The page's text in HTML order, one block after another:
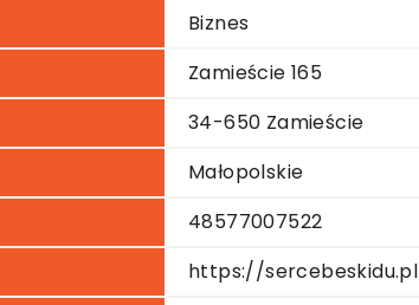
Biznes
Zamieście 165
34-650 Zamieście
Małopolskie
48577007522
https://sercebeskidu.pl